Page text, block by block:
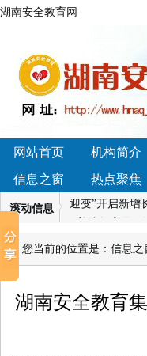
湖南安全教育网
网站首页 机构简介
信息之窗
热点聚焦
滚动信息
• 2026年小型
性益生菌品牌
• 湖南省怀化
育新高地
迎变”开启新增
• 普法教育展厅
吸收天花板
• 2026国内软
性益生菌品牌
您当前的位置是： 信息之
湖南安全教育